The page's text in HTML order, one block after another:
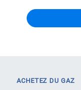
ACHETEZ DU GAZ